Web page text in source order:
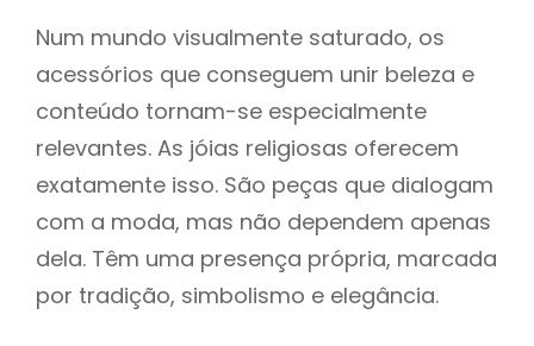
Num mundo visualmente saturado, os
acessórios que conseguem unir beleza e
conteúdo tornam-se especialmente
relevantes. As jóias religiosas oferecem
exatamente isso. São peças que dialogam
com a moda, mas não dependem apenas
dela. Têm uma presença própria, marcada
por tradição, simbolismo e elegância.